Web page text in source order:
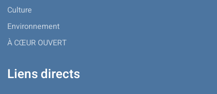
Culture
Environnement
À CŒUR OUVERT
Liens directs